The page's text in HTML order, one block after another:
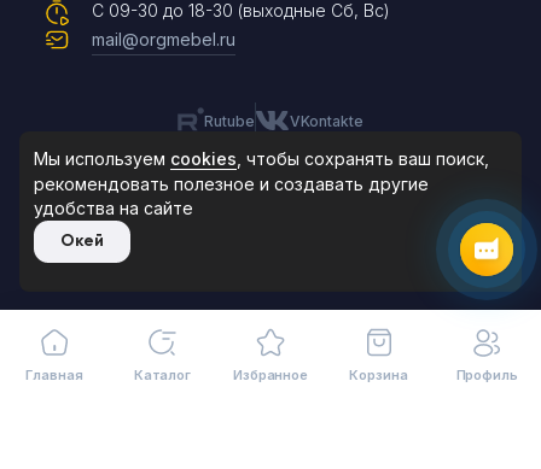
Главная Каталог Избранное Корзина Профиль
С 09-30 до 18-30 (выходные Сб, Вс)
mail@orgmebel.ru
Rutube VKontakte
Продажа офисной мебели.
Все права защищены.
8 (495) 183-47-87
По будням с 09:30 до 18:30
Мы используем cookies , чтобы сохранять ваш поиск,
рекомендовать полезное и создавать другие
удобства на сайте
Окей